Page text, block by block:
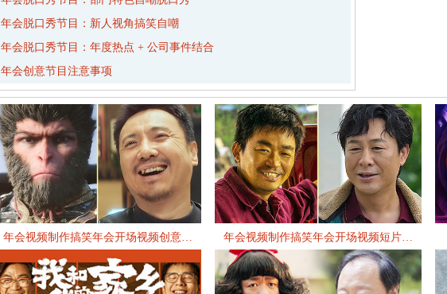
年会脱口秀节目：新人视角搞笑自嘲
年会脱口秀节目：年度热点 + 公司事件结合
年会创意节目注意事项
年会视频制作搞笑年会开场视频创意… 年会视频制作搞笑年会开场视频短片…